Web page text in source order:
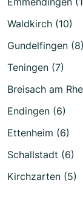
Waldkirch (10)
Gundelfingen (8)
Teningen (7)
Breisach am
Endingen (6)
Ettenheim (6)
Schallstadt (6)
Kirchzarten (5)